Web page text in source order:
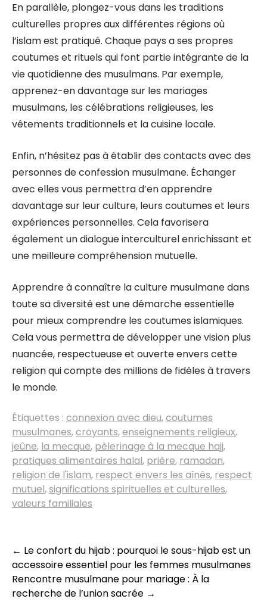
En parallèle, plongez-vous dans les traditions
culturelles propres aux différentes régions où
l’islam est pratiqué. Chaque pays a ses propres
coutumes et rituels qui font partie intégrante de la
vie quotidienne des musulmans. Par exemple,
apprenez-en davantage sur les mariages
musulmans, les célébrations religieuses, les
vêtements traditionnels et la cuisine locale.
Enfin, n’hésitez pas à établir des contacts avec des
personnes de confession musulmane. Échanger
avec elles vous permettra d’en apprendre
davantage sur leur culture, leurs coutumes et leurs
expériences personnelles. Cela favorisera
également un dialogue interculturel enrichissant et
une meilleure compréhension mutuelle.
Apprendre à connaître la culture musulmane dans
toute sa diversité est une démarche essentielle
pour mieux comprendre les coutumes islamiques.
Cela vous permettra de développer une vision plus
nuancée, respectueuse et ouverte envers cette
religion qui compte des millions de fidèles à travers
le monde.
Étiquettes : connexion avec dieu,coutumes
musulmanes,croyants,enseignements religieux,
jeûne, la mecque, pèlerinage à la mecque hajj,
pratiques alimentaires halal, prière, ramadan,
religion de l'islam, respect envers les aînés, respect
mutuel,significations spirituelles et culturelles,
valeurs familiales
Navigation
des
articles
← Le confort du hijab : pourquoi le sous-hijab est un
accessoire essentiel pour les femmes musulmanes
Rencontre musulmane pour mariage : À la
recherche de l’union sacrée →